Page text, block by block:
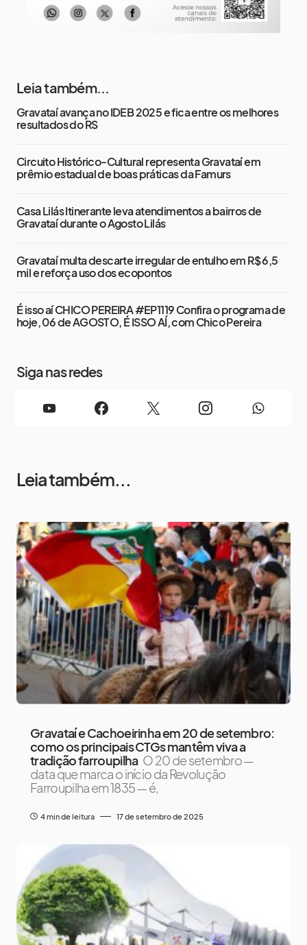
Leia também...
Gravataí avança no IDEB 2025 e fica entre os melhores
resultados do RS
Circuito Histórico-Cultural representa Gravataí em
prêmio estadual de boas práticas da Famurs
Casa Lilás Itinerante leva atendimentos a bairros de
Gravataí durante o Agosto Lilás
Gravataí multa descarte irregular de entulho em R$ 6,5
mil e reforça uso dos ecopontos
É isso aí CHICO PEREIRA #EP1119 Confira o programa de
hoje, 06 de AGOSTO, É ISSO AÍ, com Chico Pereira
Siga nas redes
Leia também...
Gravataí e Cachoeirinha em 20 de setembro:
como os principais CTGs mantêm viva a
tradição farroupilha O 20 de setembro —
data que marca o início da Revolução
Farroupilha em 1835 — é,
4 min de leitura 17 de setembro de 2025